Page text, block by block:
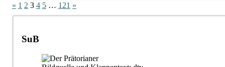
Seitennummerierung
der
Beiträge
« Vorherige
Beiträge
1 2 3 4 5 … 121 Nächste
Beiträge
»
SuB